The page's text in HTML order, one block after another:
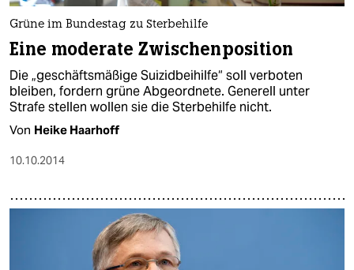
Grüne im Bundestag zu Sterbehilfe
Eine moderate Zwischenposition
Die „geschäftsmäßige Suizidbeihilfe“ soll verboten
bleiben, fordern grüne Abgeordnete. Generell unter
Strafe stellen wollen sie die Sterbehilfe nicht.
Von Heike Haarhoff
10.10.2014